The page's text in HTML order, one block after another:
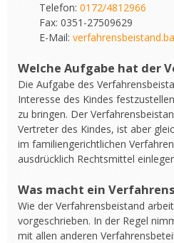
Telefon: 0172/4812966
Fax: 0351-27509629
E-Mail:
Welche Aufgabe hat der
Die Aufgabe des
Interesse des Kindes
zu bringen. Der
Vertreter des Kindes, ist aber
im familiengerichtlichen
ausdrücklich Rechtsmittel
Was macht ein
Wie der Verfahrensbeistand
vorgeschrieben. In der Regel
mit allen anderen